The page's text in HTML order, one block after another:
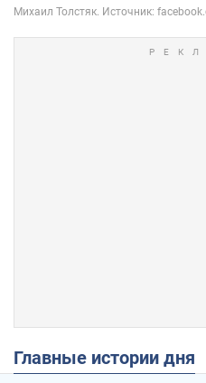
Главные истории дня